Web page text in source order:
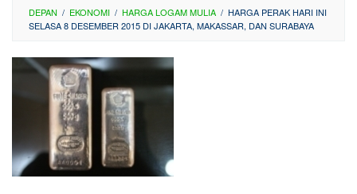
DEPAN / EKONOMI / HARGA LOGAM MULIA / HARGA PERAK HARI INI
SELASA 8 DESEMBER 2015 DI JAKARTA, MAKASSAR, DAN SURABAYA